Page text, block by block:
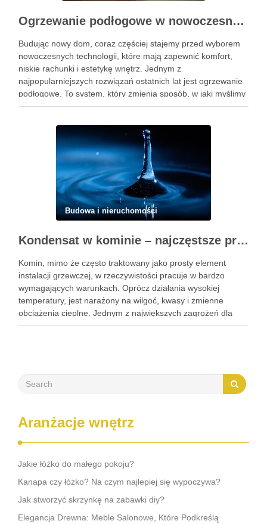
Ogrzewanie podłogowe w nowoczesnym domu – komfort, oszczędność i estetyka
Budując nowy dom, coraz częściej stajemy przed wyborem
nowoczesnych technologii, które mają zapewnić komfort,
niskie rachunki i estetykę wnętrz. Jednym z
najpopularniejszych rozwiązań ostatnich lat jest ogrzewanie
podłogowe. To system, który zmienia sposób, w jaki myślimy
o cieple w domu – nie tylko grzeje, ale również wpływa na
Budowa i nieruchomości
Kondensat w kominie – najczęstsze problemy techniczne i użytkowe
Komin, mimo że często traktowany jako prosty element
instalacji grzewczej, w rzeczywistości pracuje w bardzo
wymagających warunkach. Oprócz działania wysokiej
temperatury, jest narażony na wilgoć, kwasy i zmienne
obciążenia cieplne. Jednym z największych zagrożeń dla
jego trwałości jest kondensacja pary wodnej. Proces ten, jeśli
Aranżacje wnętrz
Jakie łóżko do małego pokoju?
Kanapa czy łóżko? Na czym najlepiej się wypoczywa?
Jak stworzyć skrzynkę na zabawki diy?
Elegancja Drewna: Meble Salonowe, Które Podkreślą